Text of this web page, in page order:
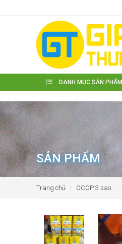
DANH MỤC SẢN PHẨM
SẢN PHẨM
Trang chủ OCOP 3 sao